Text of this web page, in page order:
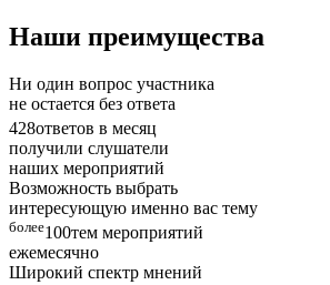
Наши преимущества
Ни один вопрос участника
не остается без ответа
428ответов в месяц
получили слушатели
наших мероприятий
Возможность выбрать
интересующую именно вас тему
более100тем мероприятий
ежемесячно
Широкий спектр мнений